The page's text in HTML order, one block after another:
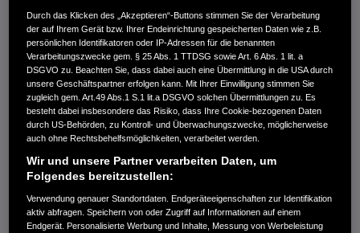
Schadstoffe produzieren und äußerst bedienerfreundlich
sind. Honda Motoren erfüllen die weltweit strengsten
Abgasnormen.
Seit neuestem führt Honda eine einzigartige Profifräse
im Programm: HSL 2511 E. Diese Benzin-Schneefräse
wird als erste ihrer Art durch einen Motor mit
elektronischer Einspritzung angetrieben. Der Vorteil liegt
in der umfassenden Einbeziehung der relevanten
Ausgangsdaten wie Atmosphärendruck und
Außentemperatur.
Durch das Klicken des „Akzeptieren“-Buttons stimmen Sie der Verarbeitung
der auf Ihrem Gerät bzw. Ihrer Endeinrichtung gespeicherten Daten wie z.B.
persönlichen Identifikatoren oder IP-Adressen für die benannten
Verarbeitungszwecke gem. § 25 Abs. 1 TTDSG sowie Art. 6 Abs. 1 lit. a
DSGVO zu. Beachten Sie, dass dabei auch eine Übermittlung in die USA durch
unsere Geschäftspartner erfolgen kann. Mit Ihrer Einwilligung stimmen Sie
zugleich gem. Art.49 Abs.1 S.1 lit.a DSGVO solchen Übermittlungen zu. Es
besteht dabei insbesondere das Risiko, dass Ihre Cookie-bezogenen Daten
durch US-Behörden, zu Kontroll- und Überwachungszwecke, möglicherweise
auch ohne Rechtsbehelfsmöglichkeiten, verarbeitet werden.
Wir und unsere Partner verarbeiten Daten, um
Folgendes bereitzustellen:
Verwendung genauer Standortdaten. Endgeräteeigenschaften zur Identifikation
aktiv abfragen. Speichern von oder Zugriff auf Informationen auf einem
Endgerät. Personalisierte Werbung und Inhalte, Messung von Werbeleistung